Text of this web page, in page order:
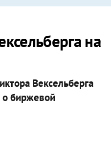
на
Вексельберга
о биржевой